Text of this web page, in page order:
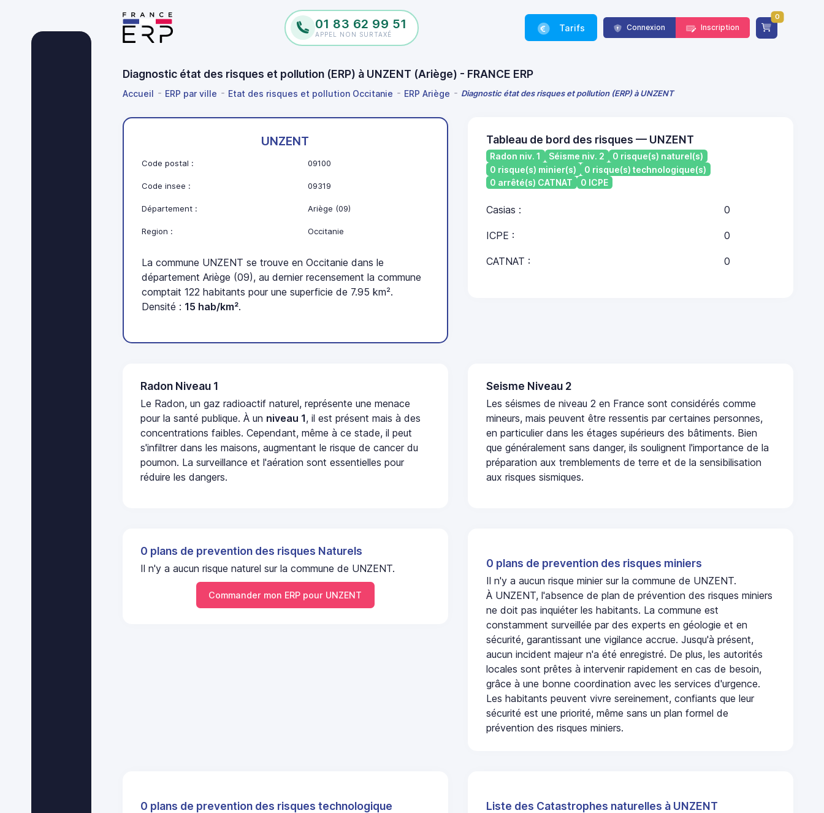
01 83 62 99 51
APPEL NON SURTAXÉ
Tarifs Connexion Inscription
0
Diagnostic état des risques et pollution (ERP) à UNZENT (Ariège) - FRANCE ERP
Accueil ERP par ville Etat des risques et pollution Occitanie ERP Ariège Diagnostic état des risques et pollution (ERP) à UNZENT
UNZENT
Code postal : 09100
Code insee : 09319
Département : Ariège (09)
Region : Occitanie
La commune UNZENT se trouve en Occitanie dans le
département Ariège (09), au dernier recensement la commune
comptait 122 habitants pour une superficie de 7.95 km².
Densité : 15 hab/km².
Tableau de bord des risques — UNZENT
Radon niv. 1 Séisme niv. 2
0 risque(s) naturel(s)
0 risque(s) minier(s)
0 risque(s) technologique(s)
0 arrêté(s) CATNAT
0 ICPE
Casias : 0
ICPE : 0
CATNAT : 0
Radon Niveau 1
Le Radon, un gaz radioactif naturel, représente une menace
pour la santé publique. À un niveau 1, il est présent mais à des
concentrations faibles. Cependant, même à ce stade, il peut
s'infiltrer dans les maisons, augmentant le risque de cancer du
poumon. La surveillance et l'aération sont essentielles pour
réduire les dangers.
Seisme Niveau 2
Les séismes de niveau 2 en France sont considérés comme
mineurs, mais peuvent être ressentis par certaines personnes,
en particulier dans les étages supérieurs des bâtiments. Bien
que généralement sans danger, ils soulignent l'importance de la
préparation aux tremblements de terre et de la sensibilisation
aux risques sismiques.
0 plans de prevention des risques Naturels
Il n'y a aucun risque naturel sur la commune de UNZENT.
Commander mon ERP pour UNZENT
0 plans de prevention des risques miniers
Il n'y a aucun risque minier sur la commune de UNZENT.
À UNZENT, l'absence de plan de prévention des risques miniers
ne doit pas inquiéter les habitants. La commune est
constamment surveillée par des experts en géologie et en
sécurité, garantissant une vigilance accrue. Jusqu'à présent,
aucun incident majeur n'a été enregistré. De plus, les autorités
locales sont prêtes à intervenir rapidement en cas de besoin,
grâce à une bonne coordination avec les services d'urgence.
Les habitants peuvent vivre sereinement, confiants que leur
sécurité est une priorité, même sans un plan formel de
prévention des risques miniers.
0 plans de prevention des risques technologique Liste des Catastrophes naturelles à UNZENT